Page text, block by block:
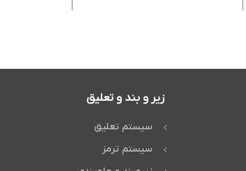
زیر و بند و تعلیق
سیستم تعلیق
سیستم ترمز